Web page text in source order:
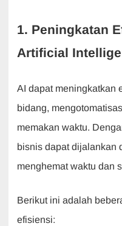
1. Peningkatan
Artificial
AI dapat meningkatkan
bidang,
memakan waktu.
bisnis dapat dijalankan
menghemat waktu dan
Berikut ini adalah
efisiensi: